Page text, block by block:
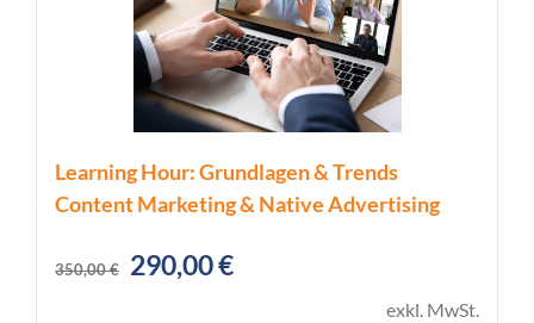
Learning Hour: Grundlagen & Trends
Content Marketing & Native Advertising
350,00€
Ursprünglicher
290,00€Aktueller
exkl. MwSt.